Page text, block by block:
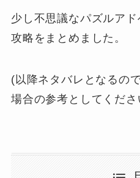
少し不思議なパズルア
攻略をまとめました。
(以降ネタバレとなるの
場合の参考としてくださ